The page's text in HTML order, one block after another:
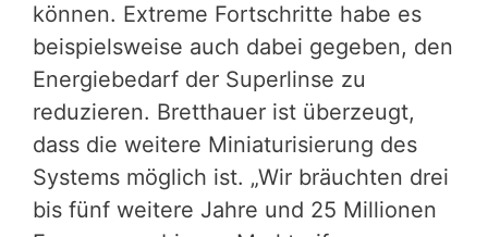
können. Extreme Fortschritte habe es
beispielsweise auch dabei gegeben, den
Energiebedarf der Superlinse zu
reduzieren. Bretthauer ist überzeugt,
dass die weitere Miniaturisierung des
Systems möglich ist. „Wir bräuchten drei
bis fünf weitere Jahre und 25 Millionen